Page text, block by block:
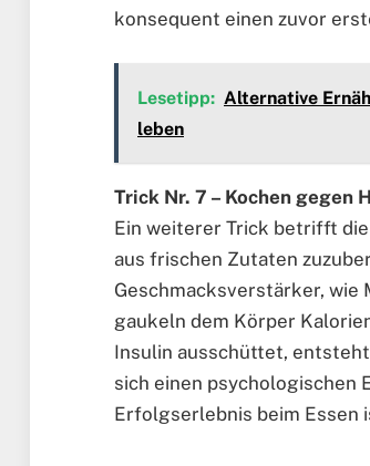
konsequent einen zuvor
Lesetipp: Alternative
leben
Trick Nr. 7 – Kochen gegen
Ein weiterer Trick betrifft
aus frischen Zutaten
Geschmacksverstärker,
gaukeln dem Körper
Insulin ausschüttet,
sich einen psychologischen
Erfolgserlebnis beim Essen